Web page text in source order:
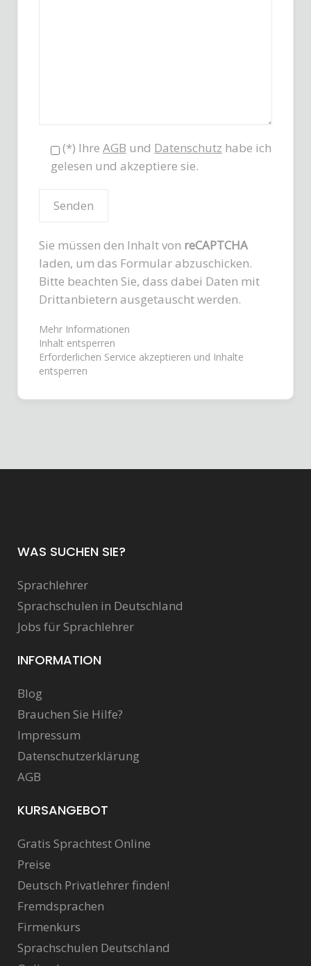
(*) Ihre AGB und Datenschutz habe ich
gelesen und akzeptiere sie.
Sie müssen den Inhalt von reCAPTCHA
laden, um das Formular abzuschicken.
Bitte beachten Sie, dass dabei Daten mit
Drittanbietern ausgetauscht werden.
Mehr Informationen
Inhalt entsperren
Erforderlichen Service akzeptieren und Inhalte
entsperren
WAS SUCHEN SIE?
Sprachlehrer
Sprachschulen in Deutschland
Jobs für Sprachlehrer
INFORMATION
Blog
Brauchen Sie Hilfe?
Impressum
Datenschutzerklärung
AGB
KURSANGEBOT
Gratis Sprachtest Online
Preise
Deutsch Privatlehrer finden!
Fremdsprachen
Firmenkurs
Sprachschulen Deutschland